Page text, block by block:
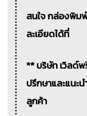
สนใจ กล่องพิม
ละเอียดได้ที่
** บริษัท เวิลด์
ปรึกษาและแนะน
ลูกค้า